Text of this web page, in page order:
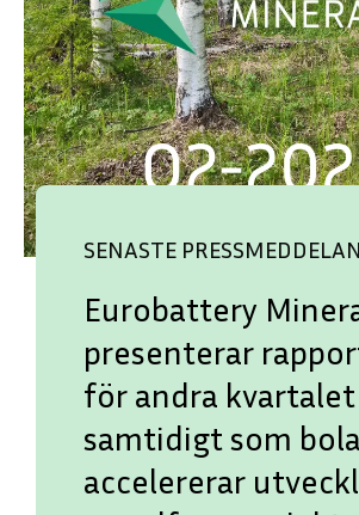
ENGLISH
SENASTE
Eurobattery
presenterar
för andra
samtidigt som
accelererar